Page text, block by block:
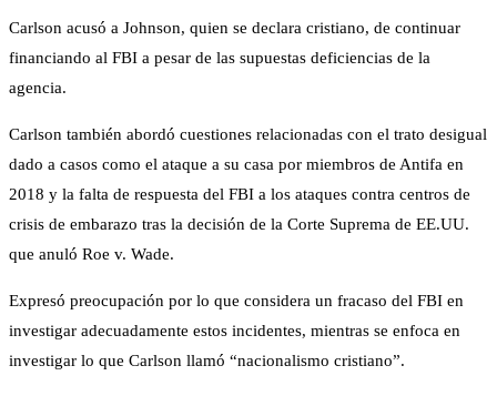
Carlson acusó a Johnson, quien se declara cristiano, de continuar
financiando al FBI a pesar de las supuestas deficiencias de la
agencia.
Carlson también abordó cuestiones relacionadas con el trato desigual
dado a casos como el ataque a su casa por miembros de Antifa en
2018 y la falta de respuesta del FBI a los ataques contra centros de
crisis de embarazo tras la decisión de la Corte Suprema de EE.UU.
que anuló Roe v. Wade.
Expresó preocupación por lo que considera un fracaso del FBI en
investigar adecuadamente estos incidentes, mientras se enfoca en
investigar lo que Carlson llamó “nacionalismo cristiano”.